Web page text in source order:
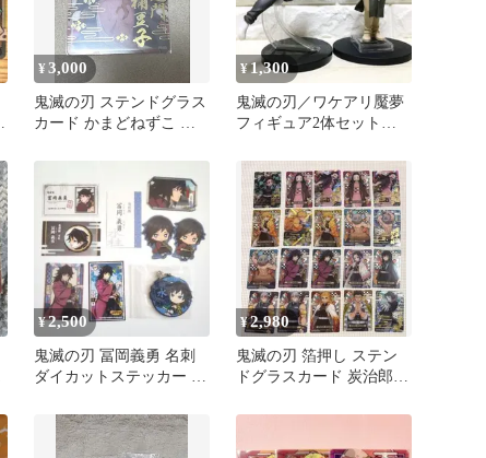
¥3,000
鬼滅の刃 ステンドグラス
カード かまどねずこ
¥1,300
鬼滅の刃／ワケアリ魘夢
フィギュア2体セット！
（箱無し）
¥2,500
鬼滅の刃 冨岡義勇 名刺
ダイカットステッカー 一
ード
¥2,980
鬼滅の刃 箔押し ステン
ドグラスカード 炭治郎